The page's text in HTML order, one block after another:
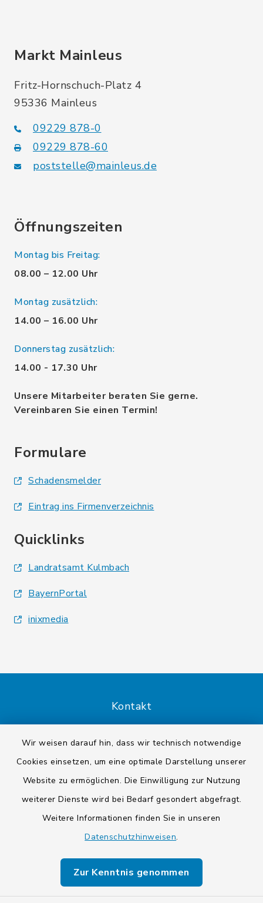
Wir weisen darauf hin, dass wir technisch notwendige
Cookies einsetzen, um eine optimale Darstellung unserer
Website zu ermöglichen. Die Einwilligung zur Nutzung
weiterer Dienste wird bei Bedarf gesondert abgefragt.
Weitere Informationen finden Sie in unseren
Datenschutzhinweisen.
Zur Kenntnis genommen
Markt Mainleus
Fritz-Hornschuch-Platz 4
95336 Mainleus
09229 878-0
09229 878-60
poststelle@mainleus.de
Öffnungszeiten
Montag bis Freitag:
08.00 – 12.00 Uhr
Montag zusätzlich:
14.00 – 16.00 Uhr
Donnerstag zusätzlich:
14.00 - 17.30 Uhr
Unsere Mitarbeiter beraten Sie gerne.
Vereinbaren Sie einen Termin!
Formulare
Schadensmelder
Eintrag ins Firmenverzeichnis
Quicklinks
Landratsamt Kulmbach
BayernPortal
inixmedia
Kontakt
Barrierefreiheit
Datenschutz
Impressum
Cookie-Einstellungen